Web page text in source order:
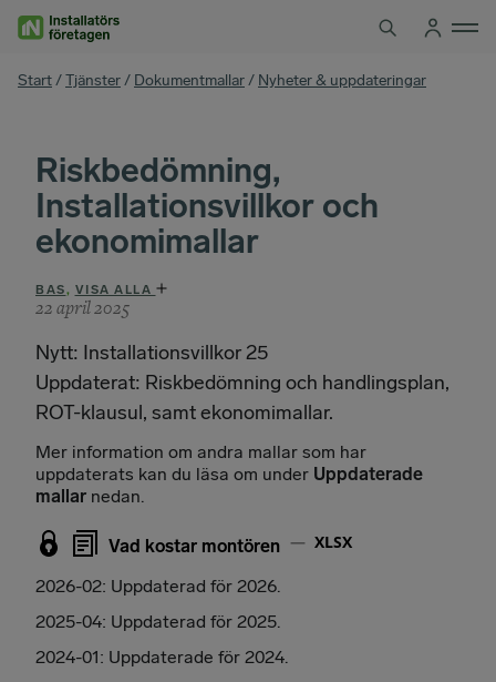
You
Start/Tjänster/ Dokumentmallar/ Nyheter & uppdateringar
Riskbedömning,
Installationsvillkor och
ekonomimallar
BAS, VISA ALLA
22 april 2025
Nytt: Installationsvillkor 25
Uppdaterat: Riskbedömning och handlingsplan,
ROT-klausul, samt ekonomimallar.
Mer information om andra mallar som har
uppdaterats kan du läsa om under Uppdaterade
mallar nedan.
Vad kostar montören XLSX
2026-02: Uppdaterad för 2026.
2025-04: Uppdaterad för 2025.
2024-01: Uppdaterade för 2024.